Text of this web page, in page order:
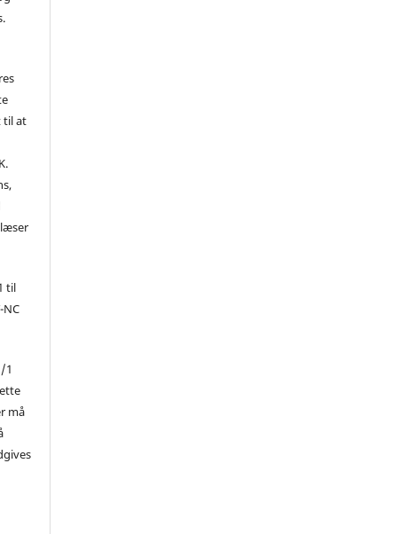
til at
til
NC
1
må